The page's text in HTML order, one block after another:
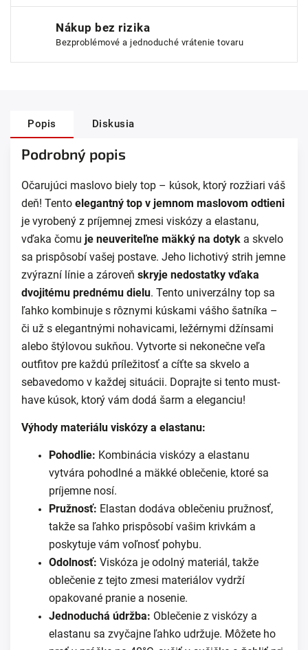
Nákup bez rizika
Bezproblémové a jednoduché vrátenie tovaru
Popis Diskusia
Podrobný popis
Očarujúci maslovo biely top – kúsok, ktorý rozžiari váš
deň! Tento elegantný top v jemnom maslovom odtieni
je vyrobený z príjemnej zmesi viskózy a elastanu,
vďaka čomu je neuveriteľne mäkký na dotyk a skvelo
sa prispôsobí vašej postave. Jeho lichotivý strih jemne
zvýrazní línie a zároveň skryje nedostatky vďaka
dvojitému prednému dielu. Tento univerzálny top sa
ľahko kombinuje s rôznymi kúskami vášho šatníka –
či už s elegantnými nohavicami, ležérnymi džínsami
alebo štýlovou sukňou. Vytvorte si nekonečne veľa
outfitov pre každú príležitosť a cíťte sa skvelo a
sebavedomo v každej situácii. Doprajte si tento must-
have kúsok, ktorý vám dodá šarm a eleganciu!
Výhody materiálu viskózy a elastanu:
Pohodlie: Kombinácia viskózy a elastanu
vytvára pohodlné a mäkké oblečenie, ktoré sa
príjemne nosí.
Pružnosť: Elastan dodáva oblečeniu pružnosť,
takže sa ľahko prispôsobí vašim krivkám a
poskytuje vám voľnosť pohybu.
Odolnosť: Viskóza je odolný materiál, takže
oblečenie z tejto zmesi materiálov vydrží
opakované pranie a nosenie.
Jednoduchá údržba: Oblečenie z viskózy a
elastanu sa zvyčajne ľahko udržuje. Môžete ho